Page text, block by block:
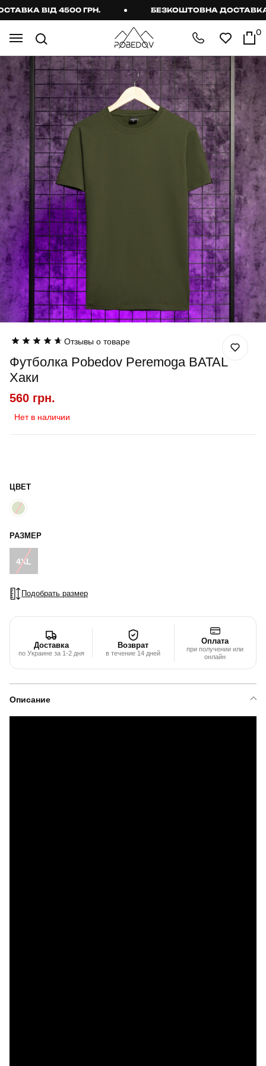
ВІД 4500 ГРН. БЕЗКОШТОВНА ДОСТАВКА
0
Отзывы о товаре
Футболка Pobedov Peremoga BATAL
Хаки
560 грн.
Нет в наличии
ЦВЕТ
РАЗМЕР
4XL
Подобрать размер
Доставка
по Украине за 1-2 дня
Возврат
в течение 14 дней
Оплата
при получении или
онлайн
Описание